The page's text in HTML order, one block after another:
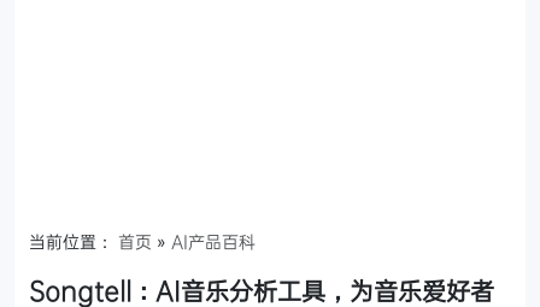
当前位置： 首页 » AI产品百科
Songtell：AI音乐分析工具，为音乐爱好者